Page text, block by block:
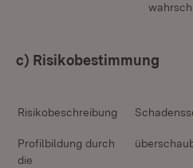
c) Risikobestimmung
Risikobeschreibung
Profilbildung durch
die